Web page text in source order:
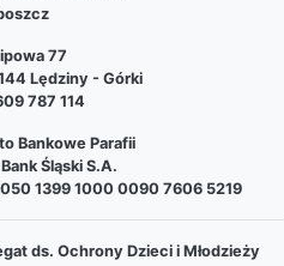
77
Lędziny - Górki
787 114
Bankowe Parafii
Śląski S.A.
1399 1000 0090 7606 5219
ds. Ochrony Dzieci i Młodzieży